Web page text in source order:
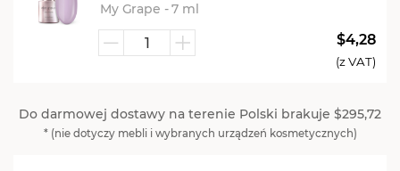
My Grape - 7 ml
ilość
Lakier
hybrydowy
$4,28
(z VAT)
Do darmowej dostawy na terenie Polski brakuje $295,72
* (nie dotyczy mebli i wybranych urządzeń kosmetycznych)